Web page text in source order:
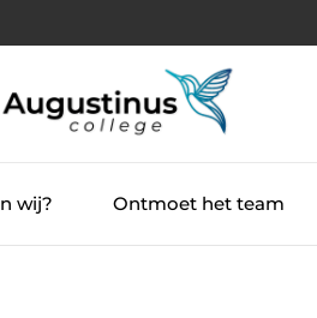
wij? Ontmoet het team